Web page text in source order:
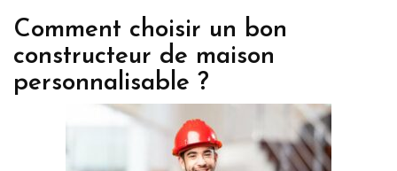
Comment choisir un bon
constructeur de maison
personnalisable ?